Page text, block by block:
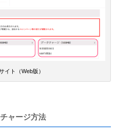
イト（Web版）
ャージ方法